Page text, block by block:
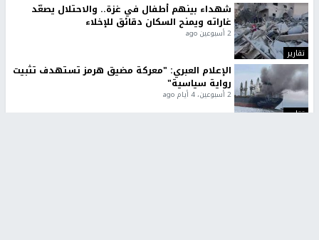
تقارير
شهداء بينهم أطفال في غزة.. والاحتلال يصعّد
غاراته ويمنح السكان دقائق للإخلاء
2 أسبوعين ago
تقارير
الإعلام العبري: "معركة مضيق هرمز تستهدف تثبيت
رواية سياسية"
2 أسبوعين، 4 أيام ago